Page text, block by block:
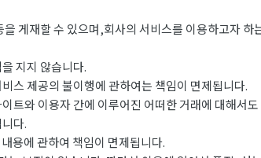
게재할 수 있으며,회사의 서비스를 이용하고자
지지 않습니다.
스 제공의 불이행에 관하여는 책임이 면제됩니다.
트와 이용자 간에 이루어진 어떠한 거래에 대해서
다.
용에 관하여 책임이 면제됩니다.